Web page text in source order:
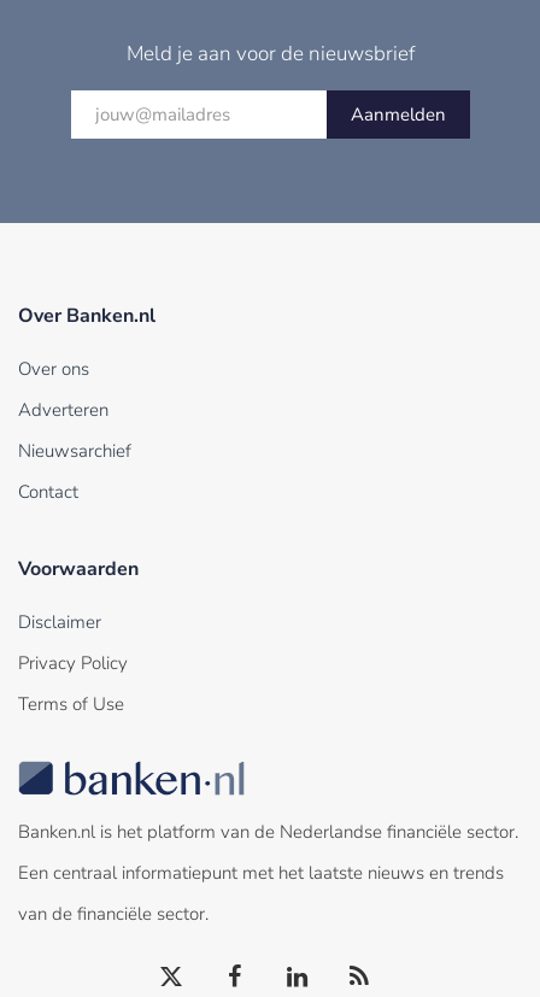
Meld je aan voor de nieuwsbrief
Aanmelden
Over Banken.nl
Over ons
Adverteren
Nieuwsarchief
Contact
Voorwaarden
Disclaimer
Privacy Policy
Terms of Use
Banken.nl is het platform van de Nederlandse financiële sector.
Een centraal informatiepunt met het laatste nieuws en trends
van de financiële sector.